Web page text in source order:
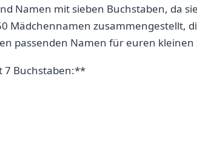
⁤Namen mit sieben Buchstaben, da
Mädchennamen zusammengestellt,
passenden Namen⁣ für ⁤euren kleinen
7 Buchstaben:**